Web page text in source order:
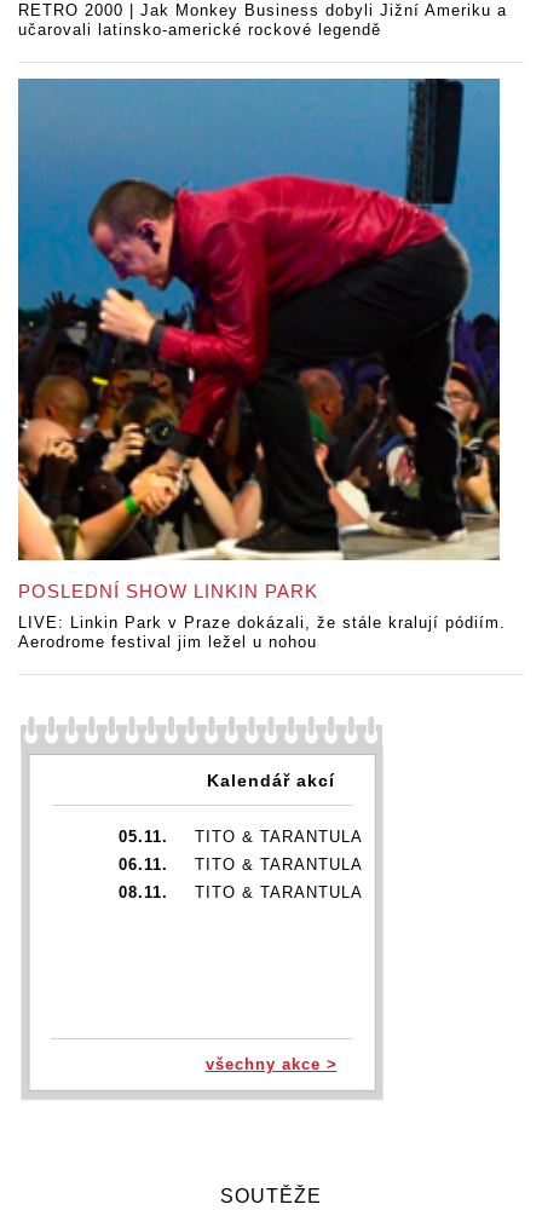
RETRO 2000 | Jak Monkey Business dobyli Jižní Ameriku a
učarovali latinsko-americké rockové legendě
POSLEDNÍ SHOW LINKIN PARK
LIVE: Linkin Park v Praze dokázali, že stále kralují pódiím.
Aerodrome festival jim ležel u nohou
Kalendář akcí
05.11.
TITO & TARANTULA
06.11.
TITO & TARANTULA
08.11.
TITO & TARANTULA
všechny akce >
SOUTĚŽE